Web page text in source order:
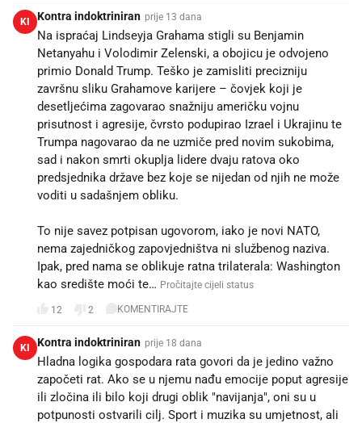
KI Kontra indoktriniran prije 13 dana
Na ispraćaj Lindseyja Grahama stigli su Benjamin
Netanyahu i Volodimir Zelenski, a obojicu je odvojeno
primio Donald Trump. Teško je zamisliti precizniju
završnu sliku Grahamove karijere – čovjek koji je
desetljećima zagovarao snažniju američku vojnu
prisutnost i agresije, čvrsto podupirao Izrael i Ukrajinu te
Trumpa nagovarao da ne uzmiče pred novim sukobima,
sad i nakon smrti okuplja lidere dvaju ratova oko
predsjednika države bez koje se nijedan od njih ne može
voditi u sadašnjem obliku.
To nije savez potpisan ugovorom, iako je novi NATO,
nema zajedničkog zapovjedništva ni službenog naziva.
Ipak, pred nama se oblikuje ratna trilaterala: Washington
kao središte moći te… Pročitajte cijeli status
12 2 KOMENTIRAJTE
KI Kontra indoktriniran prije 18 dana
Hladna logika gospodara rata govori da je jedino važno
započeti rat. Ako se u njemu nađu emocije poput agresije
ili zločina ili bilo koji drugi oblik "navijanja", oni su u
potpunosti ostvarili cilj. Sport i muzika su umjetnost, ali